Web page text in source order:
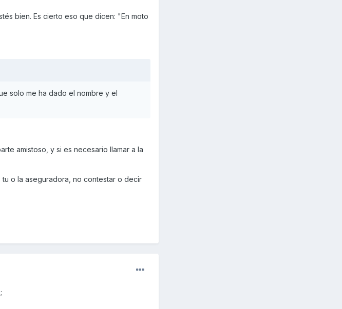
bien. Es cierto eso que dicen: "En moto
solo me ha dado el nombre y el
amistoso, y si es necesario llamar a la
o la aseguradora, no contestar o decir